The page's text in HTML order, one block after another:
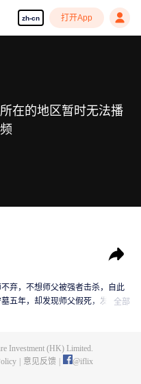
zh-cn 打开App
在的地区暂时无法播
弃，不想师父被强者击杀，自此
五年，却发现师父假死，发现师
全部
Investment (HK) Limited.
意见反馈 @iflix